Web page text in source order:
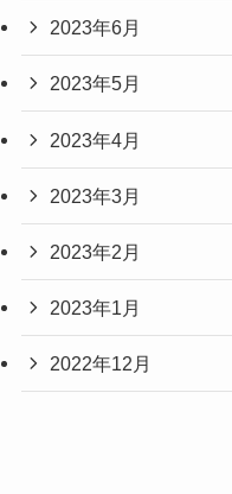
2023年6月
2023年5月
2023年4月
2023年3月
2023年2月
2023年1月
2022年12月